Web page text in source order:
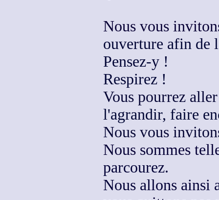
Nous vous
ouverture afin de
Pensez-y !
Respirez !
Vous pourrez
l'agrandir, faire
Nous vous
Nous sommes
parcourez.
Nous allons ainsi